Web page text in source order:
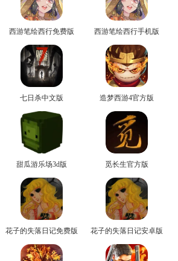
西游笔绘西行免费版 西游笔绘西行手机版
七日杀中文版 造梦西游4官方版
甜瓜游乐场3d版 觅长生官方版
花子的失落日记免费版 花子的失落日记安卓版